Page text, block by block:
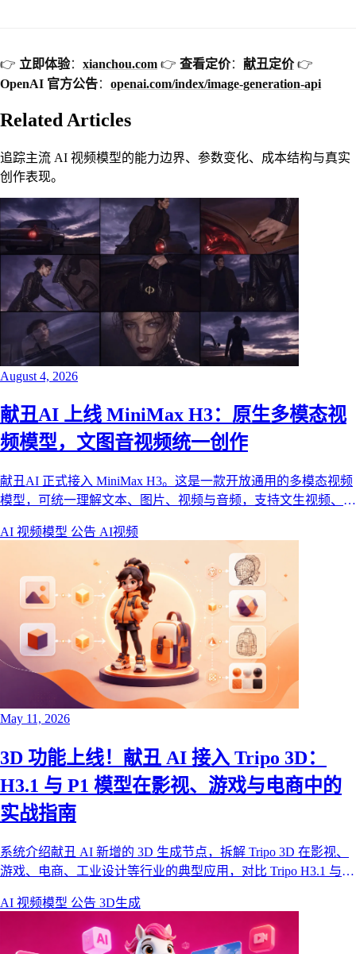
👉 立即体验： xianchou.com 👉 查看定价： 献丑定价👉
OpenAI 官方公告： openai.com/index/image-generation-api
Related Articles
追踪主流 AI 视频模型的能力边界、参数变化、成本结构与真实
创作表现。
August 4, 2026
献丑AI 上线 MiniMax H3：原生多模态视
频模型，文图音视频统一创作
献丑AI 正式接入 MiniMax H3。这是一款开放通用的多模态视频
模型，可统一理解文本、图片、视频与音频，支持文生视频、首
UI 动效等商用创作场景。
AI 视频模型 公告 AI视频
May 11, 2026
3D 功能上线！献丑 AI 接入 Tripo 3D：
H3.1 与 P1 模型在影视、游戏与电商中的
实战指南
系统介绍献丑 AI 新增的 3D 生成节点，拆解 Tripo 3D 在影视、
游戏、电商、工业设计等行业的典型应用，对比 Tripo H3.1 与
文生 3D 与图生 3D。
AI 视频模型 公告 3D生成